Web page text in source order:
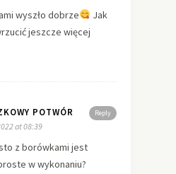
wyszło dobrze
Jak
jeszcze więcej
Reply
POTWÓR
at 08:39
z borówkami jest
w wykonaniu?